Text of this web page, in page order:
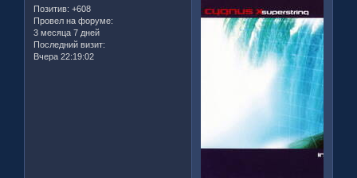
Позитив: +608
Провел на форуме:
3 месяца 7 дней
Последний визит:
Вчера 22:19:02